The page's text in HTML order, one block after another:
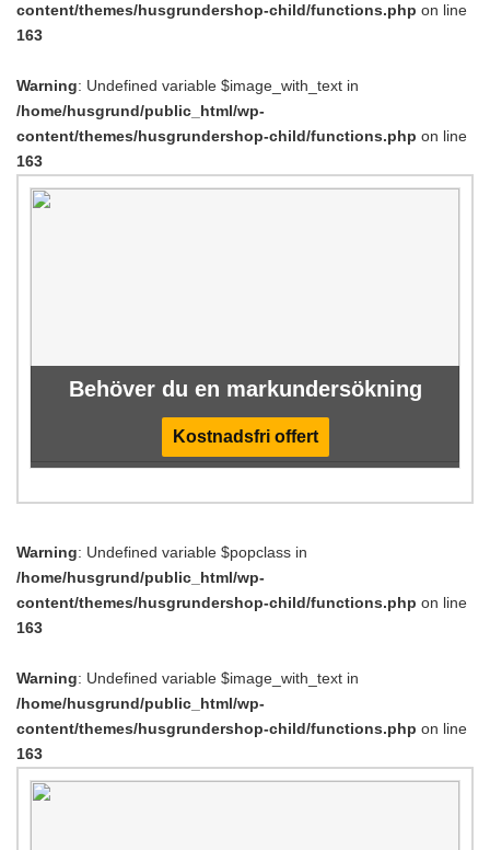
content/themes/husgrundershop-child/functions.php on line
163
Warning: Undefined variable $image_with_text in
/home/husgrund/public_html/wp-
content/themes/husgrundershop-child/functions.php on line
163
Behöver du en markundersökning
Kostnadsfri offert
Warning: Undefined variable $popclass in
/home/husgrund/public_html/wp-
content/themes/husgrundershop-child/functions.php on line
163
Warning: Undefined variable $image_with_text in
/home/husgrund/public_html/wp-
content/themes/husgrundershop-child/functions.php on line
163